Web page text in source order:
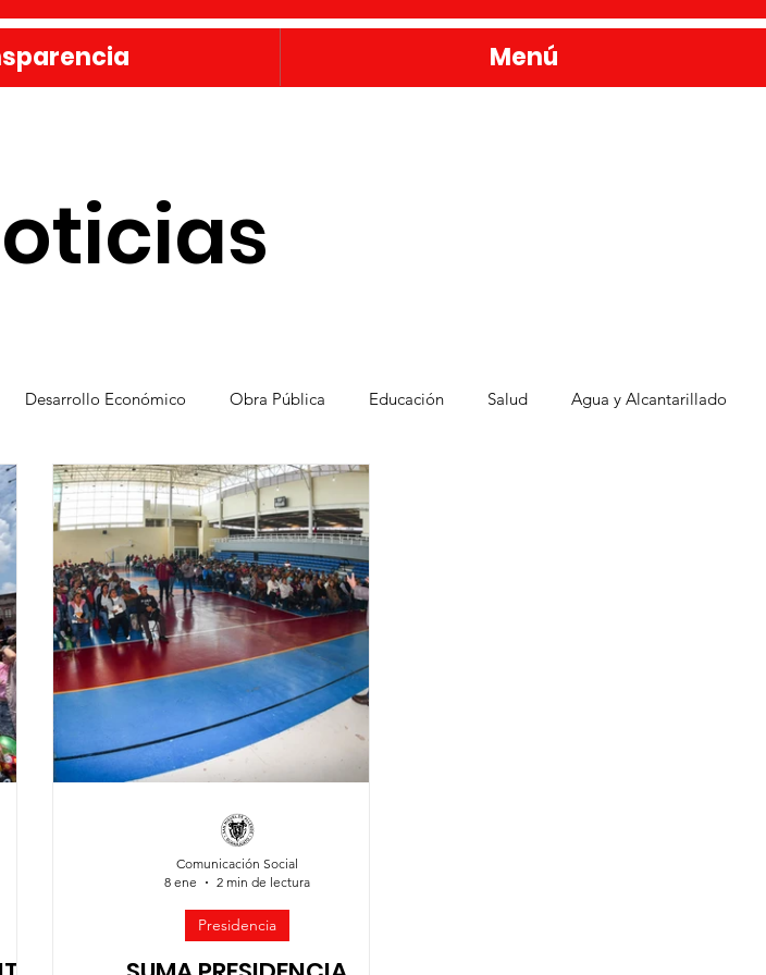
Desarrollo Económico Obra Pública Educación Salud Agua y Alcantarillado
Desarrollo Social Publicaciones Administración Pública
organizada Comunidades rurales Agua
Presidencia
Comunicación Social
8 ene
2 min de lectura
Menú